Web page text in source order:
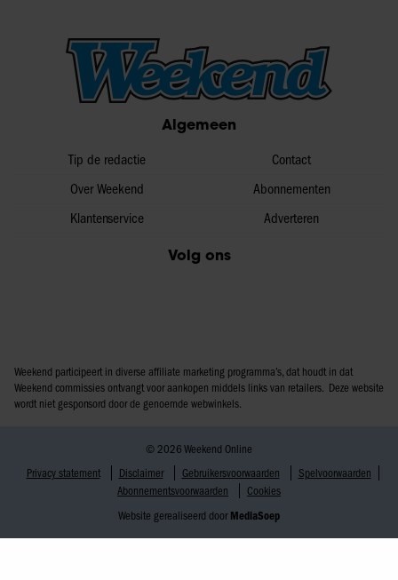
Algemeen
Tip de redactie
Over Weekend
Klantenservice
Contact
Abonnementen
Adverteren
Volg ons
Weekend participeert in diverse affiliate marketing programma’s, dat houdt in dat
Weekend commissies ontvangt voor aankopen middels links van retailers. Deze website
wordt niet gesponsord door de genoemde webwinkels.
© 2026 Weekend Online
Privacy statement
Disclaimer Gebruikersvoorwaarden
Spelvoorwaarden
Abonnementsvoorwaarden
Cookies
Website gerealiseerd door MediaSoep